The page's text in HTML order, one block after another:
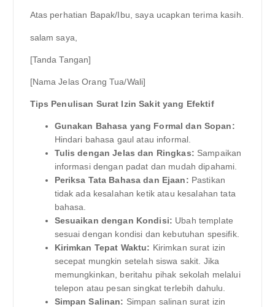
Atas perhatian Bapak/Ibu, saya ucapkan terima kasih.
salam saya,
[Tanda Tangan]
[Nama Jelas Orang Tua/Wali]
Tips Penulisan Surat Izin Sakit yang Efektif
Gunakan Bahasa yang Formal dan Sopan:
Hindari bahasa gaul atau informal.
Tulis dengan Jelas dan Ringkas: Sampaikan
informasi dengan padat dan mudah dipahami.
Periksa Tata Bahasa dan Ejaan: Pastikan
tidak ada kesalahan ketik atau kesalahan tata
bahasa.
Sesuaikan dengan Kondisi: Ubah template
sesuai dengan kondisi dan kebutuhan spesifik.
Kirimkan Tepat Waktu: Kirimkan surat izin
secepat mungkin setelah siswa sakit. Jika
memungkinkan, beritahu pihak sekolah melalui
telepon atau pesan singkat terlebih dahulu.
Simpan Salinan: Simpan salinan surat izin